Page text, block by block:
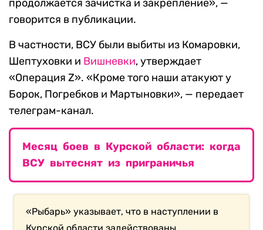
продолжается зачистка и закрепление», —
говорится в публикации.
В частности, ВСУ были выбиты из Комаровки,
Шептуховки и Вишневки, утверждает
«Операция Z». «Кроме того наши атакуют у
Борок, Погребков и Мартыновки», — передает
телеграм-канал.
Месяц боев в Курской области: когда
ВСУ вытеснят из приграничья
«Рыбарь» указывает, что в наступлении в